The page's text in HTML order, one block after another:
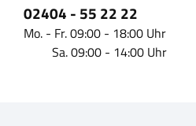
02404 - 55 22 22
Mo. - Fr. 09:00 - 18:00 Uhr
Sa. 09:00 - 14:00 Uhr